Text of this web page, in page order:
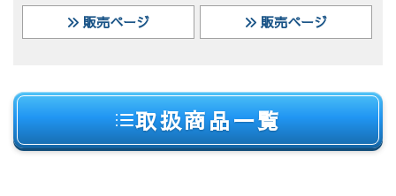
販売ページ 販売ページ
取扱商品一覧